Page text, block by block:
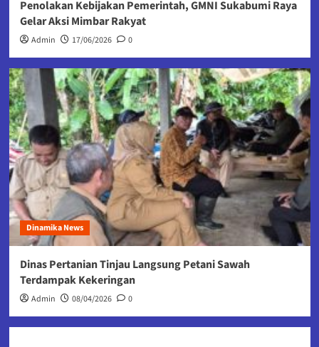
Penolakan Kebijakan Pemerintah, GMNI Sukabumi Raya
Gelar Aksi Mimbar Rakyat
Admin 17/06/2026 0
Dinamika News
Dinas Pertanian Tinjau Langsung Petani Sawah
Terdampak Kekeringan
Admin 08/04/2026 0